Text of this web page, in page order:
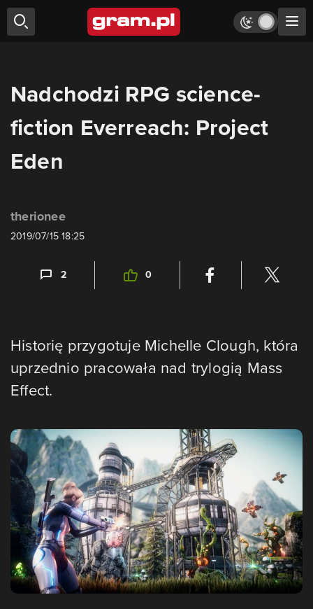
Nadchodzi RPG science-
fiction Everreach: Project
Eden
therionee
2019/07/15 18:25
2 0
Historię przygotuje Michelle Clough, która
uprzednio pracowała nad trylogią Mass
Effect.